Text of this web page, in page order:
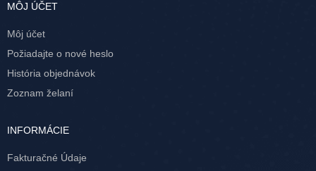
MÔJ ÚČET
Môj účet
Požiadajte o nové heslo
História objednávok
Zoznam želaní
INFORMÁCIE
Fakturačné Údaje